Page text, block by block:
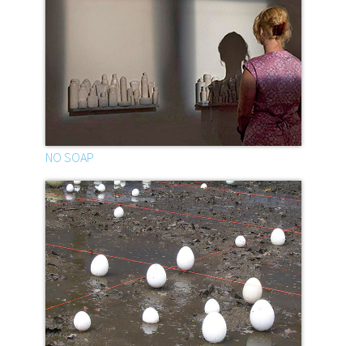
NO SOAP